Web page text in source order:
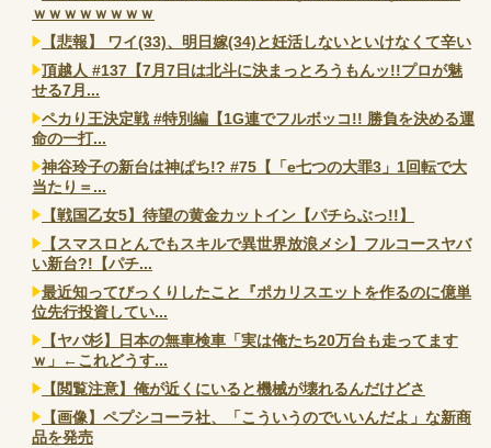
ｗｗｗｗｗｗｗｗ
【悲報】 ワイ(33)、明日嫁(34)と妊活しないといけなくて辛い
頂越人 #137【7月7日は北斗に決まっとろうもんッ!!プロが魅
せる7月...
ペカり王決定戦 #特別編【1G連でフルボッコ!! 勝負を決める運
命の一打...
神谷玲子の新台は神ぱち!? #75【「e七つの大罪3」1回転で大
当たり＝...
【戦国乙女5】待望の黄金カットイン【パチらぶっ!!】
【スマスロとんでもスキルで異世界放浪メシ】フルコースヤバ
い新台?!【パチ...
最近知ってびっくりしたこと『ポカリスエットを作るのに億単
位先行投資してい...
【ヤバ杉】日本の無車検車「実は俺たち20万台も走ってます
ｗ」←これどうす...
【閲覧注意】俺が近くにいると機械が壊れるんだけどさ
【画像】ペプシコーラ社、「こういうのでいいんだよ」な新商
品を発売